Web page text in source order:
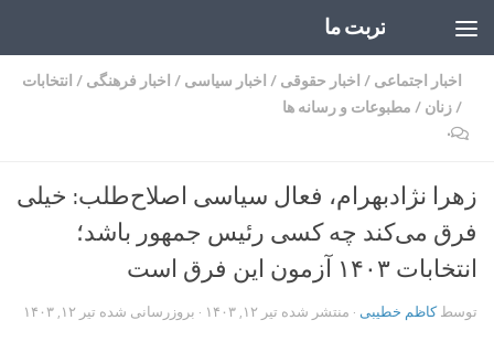
تربت ما
اخبار اجتماعی / اخبار حقوقی / اخبار سیاسی / اخبار فرهنگی / انتخابات
/زنان / مطبوعات و رسانه ها
۰
زهرا نژادبهرام، فعال سیاسی اصلاح‌طلب: خیلی
فرق می‌کند چه کسی رئیس جمهور باشد؛
انتخابات ۱۴۰۳ آزمون این فرق است
توسطکاظم خطیبی · منتشر شده تیر ۱۲, ۱۴۰۳ · بروزرسانی شده تیر ۱۲, ۱۴۰۳